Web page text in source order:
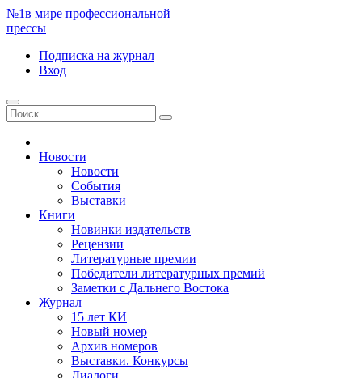
№1в мире профессиональной
прессы
Подписка на журнал
Вход
Новости
Новости
События
Выставки
Книги
Новинки издательств
Рецензии
Литературные премии
Победители литературных премий
Заметки с Дальнего Востока
Журнал
15 лет КИ
Новый номер
Архив номеров
Выставки. Конкурсы
Диалоги